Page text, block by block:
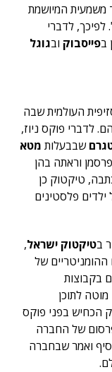
משמעית המיושמת
לפיכך, לדברי
בפייסבוק ובגוגל
העולמית שבה
לדברי פוקס ניוז,
שבבעלות מטא
וראתה בהן
טיקטוק כן
פלסטינים
בטיקטוק ישראל,
ההומניטריים של
בקבוצות
לתוכן
הכחיש בפני פוקס
של החברה
ואמר שבחברה